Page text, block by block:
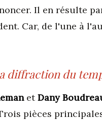
Il en résulte
Car, de l'une à
diffraction du
etDany
pièces